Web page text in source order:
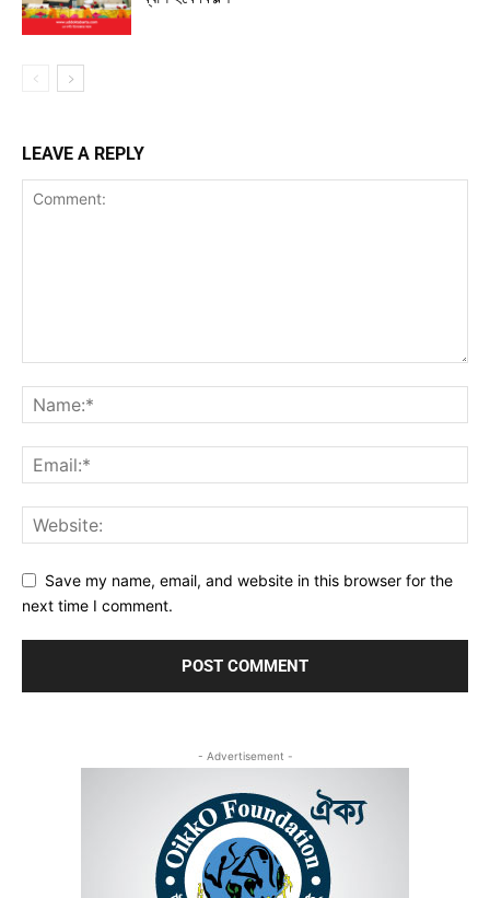
LEAVE A REPLY
Save my name, email, and website in this browser for the
next time I comment.
- Advertisement -